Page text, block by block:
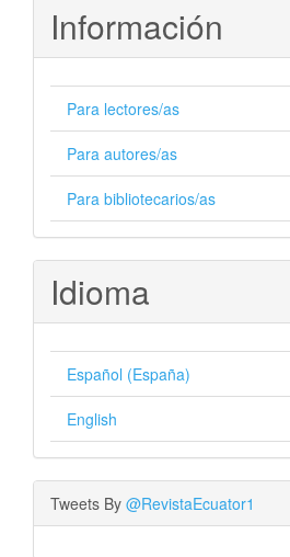
Información
Para lectores/as
Para autores/as
Para bibliotecarios/as
Idioma
Español (España)
English
Tweets By @RevistaEcuator1